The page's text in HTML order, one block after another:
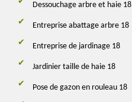
Dessouchage arbre et haie 18
Entreprise abattage arbre 18
Entreprise de jardinage 18
Jardinier taille de haie 18
Pose de gazon en rouleau 18